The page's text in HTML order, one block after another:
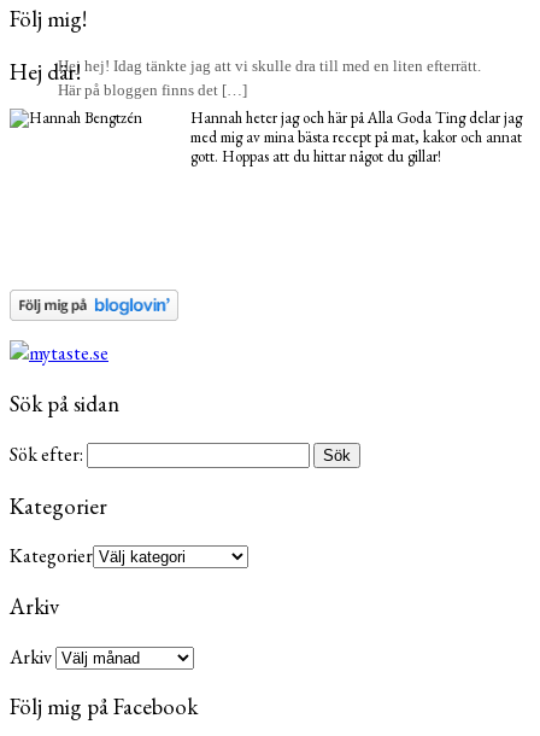
Hej hej! Idag tänkte jag att vi skulle dra till med en liten efterrätt.
Här på bloggen finns det […]
Följ mig!
Hej där!
Hannah heter jag och här på Alla Goda Ting delar jag
med mig av mina bästa recept på mat, kakor och annat
gott. Hoppas att du hittar något du gillar!
Sök på sidan
Sök efter:
Kategorier
Kategorier
Arkiv
Arkiv
Följ mig på Facebook